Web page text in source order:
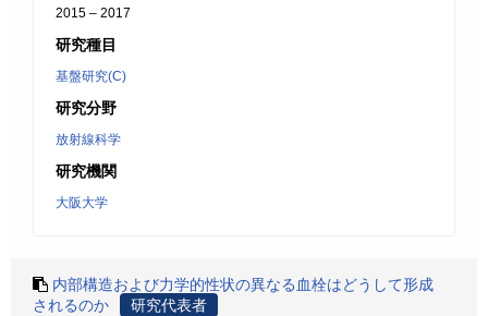
2015 – 2017
研究種目
基盤研究(C)
研究分野
放射線科学
研究機関
大阪大学
内部構造および力学的性状の異なる血栓はどうして形成
されるのか
研究代表者